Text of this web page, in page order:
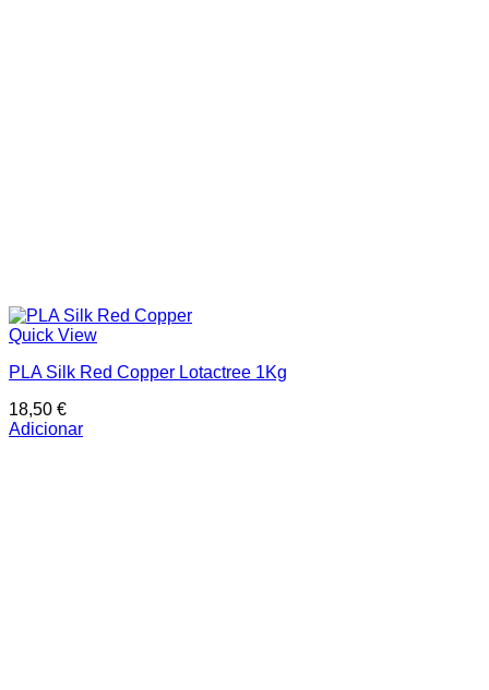
Quick View
PLA Silk Red Copper Lotactree 1Kg
18,50 €
Adicionar